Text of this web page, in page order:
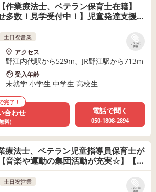
作業療法士、ベテラン保育士在籍】
多数！見学受付中！】児童発達支援
ーチ〜
リストに
保存
土日祝営業
アクセス
野江内代駅から529m、JR野江駅から713m
受入年齢
未就学 小学生 中学生 高校生
完了！
合わせ
料）
電話で聞く
050-1808-2894
療法士、ベテラン児童指導員保育士が
音楽や運動の集団活動が充実☆】【残
】
リストに
保存
土日祝営業